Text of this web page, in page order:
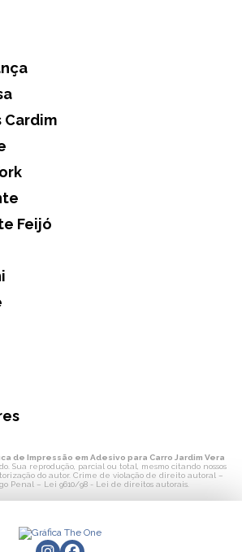
Cardim
Feijó
de Impressão em Adesivo para Carro Jardim Vera
Sua reprodução, parcial ou total, mesmo citando nossos
do autor. Crime de violação de direito autoral –
Penal – Lei 9610/98 - Lei de direitos autorais